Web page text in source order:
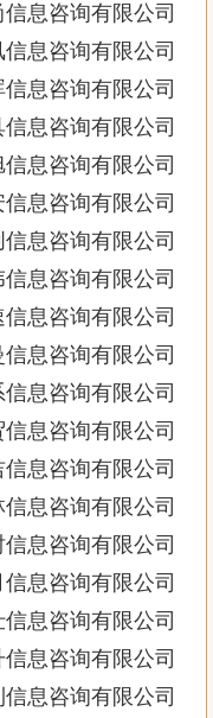
息咨询有限公司
息咨询有限公司
息咨询有限公司
息咨询有限公司
息咨询有限公司
息咨询有限公司
息咨询有限公司
息咨询有限公司
息咨询有限公司
息咨询有限公司
息咨询有限公司
息咨询有限公司
息咨询有限公司
息咨询有限公司
息咨询有限公司
息咨询有限公司
息咨询有限公司
息咨询有限公司
息咨询有限公司